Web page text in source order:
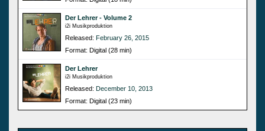
Der Lehrer - Volume 2
i2i Musikproduktion
Released: February 26, 2015
Format: Digital (28 min)
Der Lehrer
i2i Musikproduktion
Released: December 10, 2013
Format: Digital (23 min)